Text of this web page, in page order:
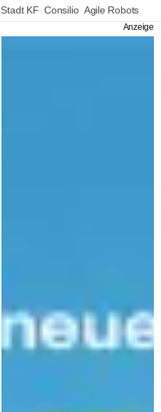
Stadt KF Consilio Agile Robots